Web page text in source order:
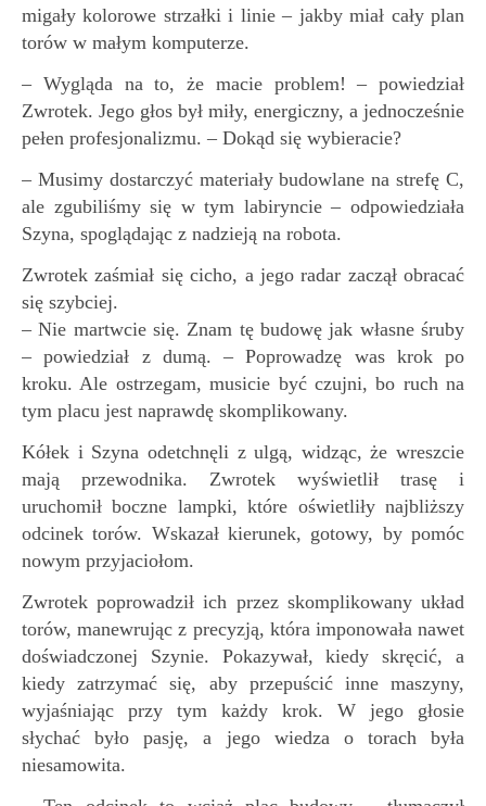
migały kolorowe strzałki i linie – jakby miał cały plan
torów w małym komputerze.
– Wygląda na to, że macie problem! – powiedział
Zwrotek. Jego głos był miły, energiczny, a jednocześnie
pełen profesjonalizmu. – Dokąd się wybieracie?
– Musimy dostarczyć materiały budowlane na strefę C,
ale zgubiliśmy się w tym labiryncie – odpowiedziała
Szyna, spoglądając z nadzieją na robota.
Zwrotek zaśmiał się cicho, a jego radar zaczął obracać
się szybciej.
– Nie martwcie się. Znam tę budowę jak własne śruby
– powiedział z dumą. – Poprowadzę was krok po
kroku. Ale ostrzegam, musicie być czujni, bo ruch na
tym placu jest naprawdę skomplikowany.
Kółek i Szyna odetchnęli z ulgą, widząc, że wreszcie
mają przewodnika. Zwrotek wyświetlił trasę i
uruchomił boczne lampki, które oświetliły najbliższy
odcinek torów. Wskazał kierunek, gotowy, by pomóc
nowym przyjaciołom.
Zwrotek poprowadził ich przez skomplikowany układ
torów, manewrując z precyzją, która imponowała nawet
doświadczonej Szynie. Pokazywał, kiedy skręcić, a
kiedy zatrzymać się, aby przepuścić inne maszyny,
wyjaśniając przy tym każdy krok. W jego głosie
słychać było pasję, a jego wiedza o torach była
niesamowita.